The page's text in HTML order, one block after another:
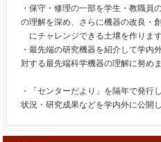
・保守・修理の一部を学生・教職員
の理解を深め、さらに機器の改良・
にチャレンジできる土壌を作ります
・最先端の研究機器を紹介して学内
対する最先端科学機器の理解に努めま
・「センターだより」を隔年で発行
状況・研究成果などを学内外に公開し